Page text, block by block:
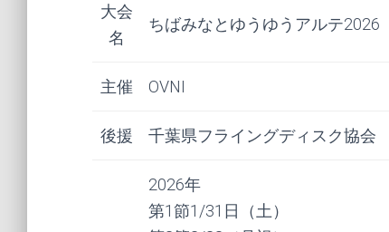
大会
名
ちばみなとゆうゆうアルテ2026
主催 OVNI
後援 千葉県フライングディスク協会
2026年
第1節1/31日（土）